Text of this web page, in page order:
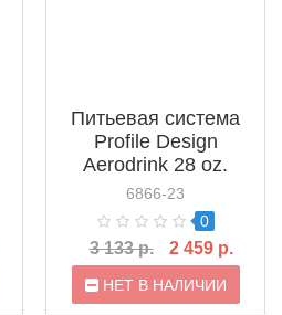
Питьевая система
Profile Design
Aerodrink 28 oz.
(ACARDRK)
6866-23
0
3 133 р. 2 459 р.
НЕТ В НАЛИЧИИ